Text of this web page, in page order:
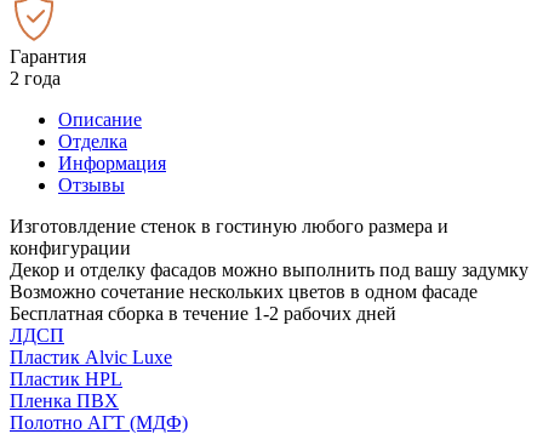
Гарантия
2 года
Описание
Отделка
Информация
Отзывы
Изготовлдение стенок в гостиную любого размера и
конфигурации
Декор и отделку фасадов можно выполнить под вашу задумку
Возможно сочетание нескольких цветов в одном фасаде
Бесплатная сборка в течение 1-2 рабочих дней
ЛДСП
Пластик Alvic Luxe
Пластик HPL
Пленка ПВХ
Полотно АГТ (МДФ)